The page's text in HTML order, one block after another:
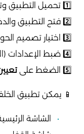
1️⃣ تحميل التطبيق وتثبيته على الهاتف
2️⃣ فتح التطبيق والدخول إلى معرض الخلفيات
3️⃣ اختيار تصميم الحوض المائي المفضل
4️⃣ ضبط الإعدادات (الأسماك – الحركة – الإضاءة)
5️⃣ الضغط على
📱 يمكن تطبيق
الشاشة